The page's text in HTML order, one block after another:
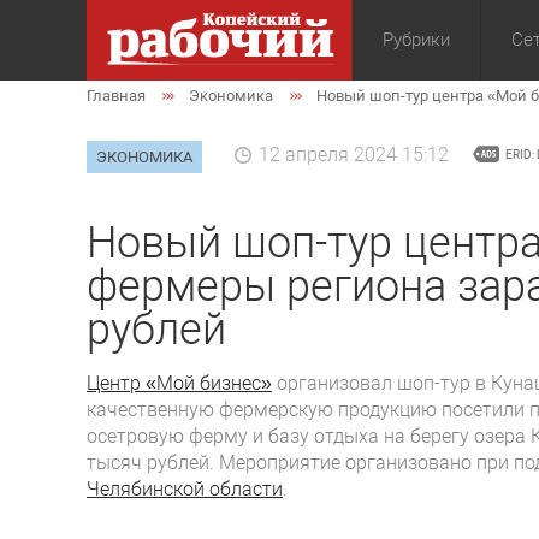
Рубрики
Общество
Главная Экономика Новый шоп-тур центра «Мой
ЭКОНОМИКА 12 апреля 2024 15:12 ERID:
Новый шоп-тур
фермеры региона
рублей
Центр «Мой бизнес» организовал шоп-тур в
качественную фермерскую продукцию посетили
осетровую ферму и базу отдыха на берегу
тысяч рублей. Мероприятие организовано при
Челябинской области.